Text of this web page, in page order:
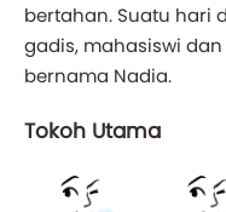
bertahan. Suatu hari
gadis, mahasiswi
bernama Nadia.
Tokoh Utama